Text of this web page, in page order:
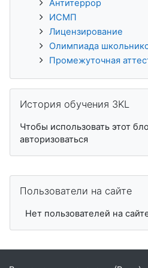
Антитеррор
ИСМП
Лицензирование
Олимпиада
Промежуточная
История обучения 3KL
Чтобы использовать этот
авторизоваться
Пользователи на сайте
Нет пользователей на